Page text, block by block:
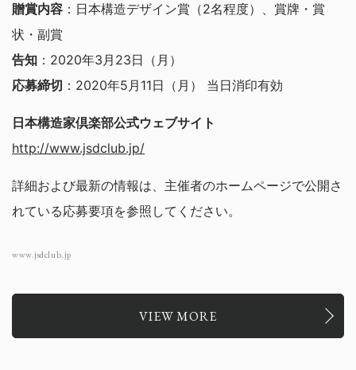
贈賞内容 ：日本構造デザイン賞（2名程度）、賞牌・賞
状・副賞
告知 ：2020年3月23日（月）
応募締切 ：2020年5月11日（月） 当日消印有効
日本構造家倶楽部公式ウェブサイト
http://www.jsdclub.jp/
詳細および最新の情報は、主催者のホームページで公開さ
れている応募要項を参照してください。
www.jsdclub.jp
VIEW MORE